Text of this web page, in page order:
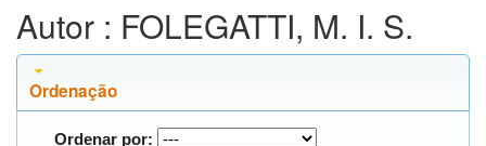
Autor : FOLEGATTI, M. I. S.
Ordenação
Ordenar por: